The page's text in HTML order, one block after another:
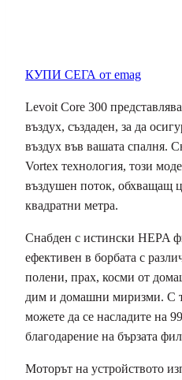
КУПИ СЕГА от emag
Levoit Core 300
въздух, създаден, за да
въздух във вашата спалня.
Vortex технология, този
въздушен поток, обхващащ
квадратни метра.
Снабден с истински HEPA
ефективен в борбата с
полени, прах, косми от
дим и домашни миризми. С
можете да се насладите на
благодарение на бързата
Моторът на устройството